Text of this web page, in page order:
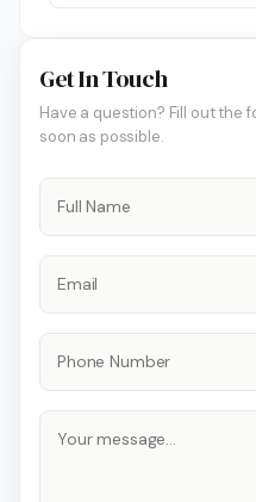
Get In Touch
Have a question? Fill out the
soon as possible.